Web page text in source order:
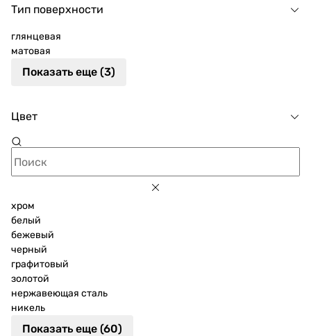
Тип поверхности
глянцевая
матовая
Показать еще (3)
Цвет
хром
белый
бежевый
черный
графитовый
золотой
нержавеющая сталь
никель
Показать еще (60)